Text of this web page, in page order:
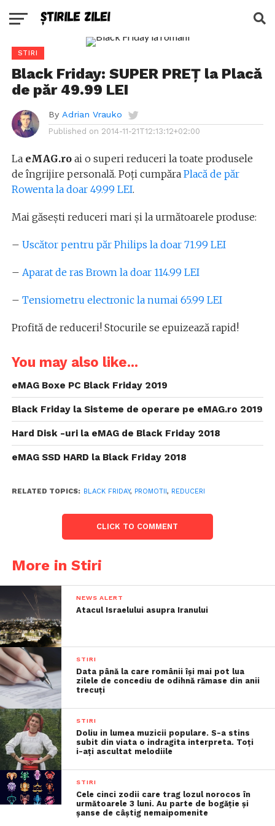
STIRI
Black Friday: SUPER PREȚ la Placă
de păr 49.99 LEI
By Adrian Vrauko
Published on 2014-11-21T12:13:12+02:00
La eMAG.roai o superi reduceri la toate produsele
de îngrijire personală. Poți cumpăra Placă de păr
Rowenta la doar 49.99 LEI.
Mai găsești reduceri mari și la următoarele produse:
– Uscător pentru păr Philips la doar 71.99 LEI
– Aparat de ras Brown la doar 114.99 LEI
– Tensiometru electronic la numai 65.99 LEI
Profită de reduceri! Stocurile se epuizează rapid!
You may also like...
eMAG Boxe PC Black Friday 2019
Black Friday la Sisteme de operare pe eMAG.ro 2019
Hard Disk -uri la eMAG de Black Friday 2018
eMAG SSD HARD la Black Friday 2018
RELATED TOPICS: BLACK FRIDAY, PROMOTII, REDUCERI
CLICK TO COMMENT
More in Stiri
NEWS ALERT
Atacul Israelului asupra Iranului
STIRI
Data până la care românii îşi mai pot lua
zilele de concediu de odihnă rămase din anii
trecuţi
STIRI
Doliu in lumea muzicii populare. S-a stins
subit din viata o indragita interpreta. Toți
i-ați ascultat melodiile
STIRI
Cele cinci zodii care trag lozul norocos în
următoarele 3 luni. Au parte de bogăție și
șanse de câștig nemaipomenite